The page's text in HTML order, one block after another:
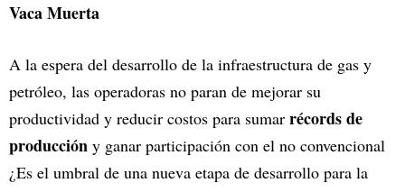
Vaca Muerta
A la espera del desarrollo de la infraestructura de gas y
petróleo, las operadoras no paran de mejorar su
productividad y reducir costos para sumar récords de
producción y ganar participación con el no convencional
¿Es el umbral de una nueva etapa de desarrollo para la